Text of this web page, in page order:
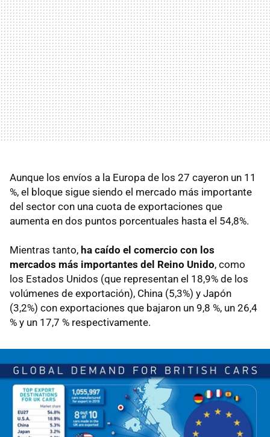
Aunque los envíos a la Europa de los 27 cayeron un 11
%, el bloque sigue siendo el mercado más importante
del sector con una cuota de exportaciones que
aumenta en dos puntos porcentuales hasta el 54,8%.
Mientras tanto, ha caído el comercio con los
mercados más importantes del Reino Unido, como
los Estados Unidos (que representan el 18,9% de los
volúmenes de exportación), China (5,3%) y Japón
(3,2%) con exportaciones que bajaron un 9,8 %, un 26,4
% y un 17,7 % respectivamente.